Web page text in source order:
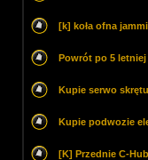
[k] koła ofna
Powrót po 5 letniej
Kupie serwo
Kupie podwozie
[K] Przednie C-